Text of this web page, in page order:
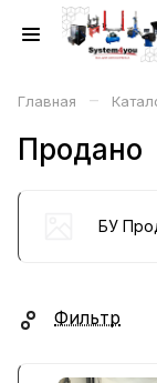
Главная –
Продано
БУ
Фильтр